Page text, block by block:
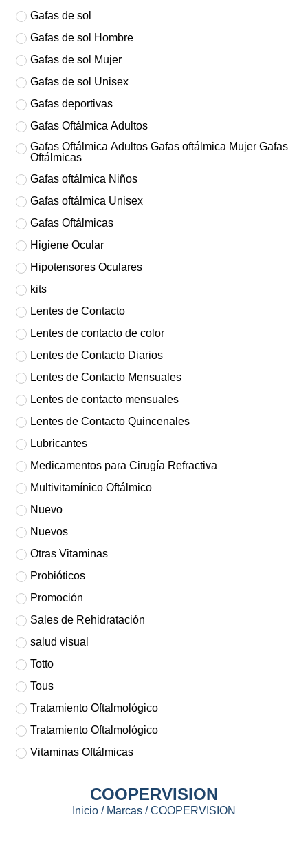
Gafas de sol
Gafas de sol Hombre
Gafas de sol Mujer
Gafas de sol Unisex
Gafas deportivas
Gafas Oftálmica Adultos
Gafas Oftálmica Adultos Gafas oftálmica Mujer Gafas
Oftálmicas
Gafas oftálmica Niños
Gafas oftálmica Unisex
Gafas Oftálmicas
Higiene Ocular
Hipotensores Oculares
kits
Lentes de Contacto
Lentes de contacto de color
Lentes de Contacto Diarios
Lentes de Contacto Mensuales
Lentes de contacto mensuales
Lentes de Contacto Quincenales
Lubricantes
Medicamentos para Cirugía Refractiva
Multivitamínico Oftálmico
Nuevo
Nuevos
Otras Vitaminas
Probióticos
Promoción
Sales de Rehidratación
salud visual
Totto
Tous
Tratamiento Oftalmológico
Tratamiento Oftalmológico
Vitaminas Oftálmicas
COOPERVISION
Inicio / Marcas / COOPERVISION